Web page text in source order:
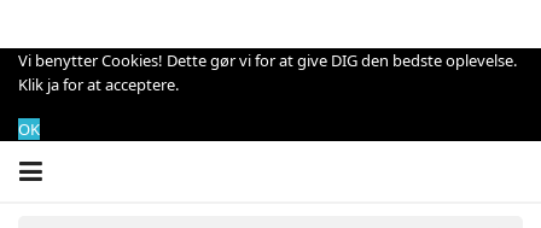
Vi benytter Cookies! Dette gør vi for at give DIG den bedste oplevelse.
Klik ja for at acceptere.
OK